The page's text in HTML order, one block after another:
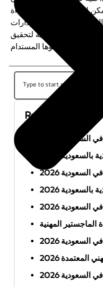
للشركات تحقيق الكفاءة
ينبغي على إدارات
هذه النماذج بفعالية لتحقيق
Recent Posts
2026
2026
السعودية 2026
بالسعودية 2026
2026
الماجستير المهنية
2026
المعتمدة 2026
السعودية 2026